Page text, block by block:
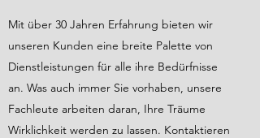
Mit über 30 Jahren Erfahrung bieten wir
unseren Kunden eine breite Palette von
Dienstleistungen für alle ihre Bedürfnisse
an. Was auch immer Sie vorhaben, unsere
Fachleute arbeiten daran, Ihre Träume
Wirklichkeit werden zu lassen. Kontaktieren